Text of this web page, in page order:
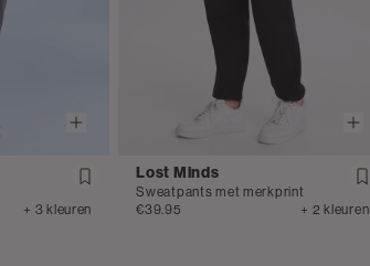
+ 3 kleuren
Lost Minds
Sweatpants met merkprint
€39.95
+ 2 kleuren